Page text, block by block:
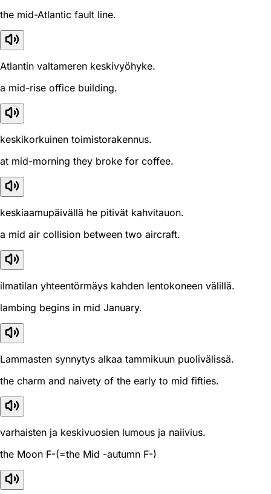
the mid-Atlantic fault line.
Atlantin valtameren keskivyöhyke.
a mid-rise office building.
keskikorkuinen toimistorakennus.
at mid-morning they broke for coffee.
keskiaamupäivällä he pitivät kahvitauon.
a mid air collision between two aircraft.
ilmatilan yhteentörmäys kahden lentokoneen välillä.
lambing begins in mid January.
Lammasten synnytys alkaa tammikuun puolivälissä.
the charm and naivety of the early to mid fifties.
varhaisten ja keskivuosien lumous ja naiivius.
the Moon F-(=the Mid -autumn F-)